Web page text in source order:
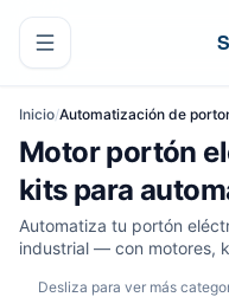
Ir al contenido
Inicio/Automatización de
Motor portón
kits para
Automatiza tu portón
industrial — con motores,
Desliza para ver más